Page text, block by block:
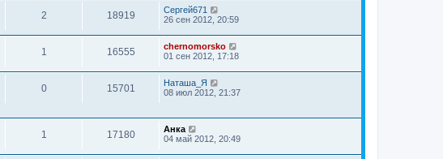
2 18919
Сергей671
26 сен 2012, 20:59
1 16555
chernomorsko
01 сен 2012, 17:18
0 15701
Наташа_Я
08 июл 2012, 21:37
1 17180
Анка
04 май 2012, 20:49